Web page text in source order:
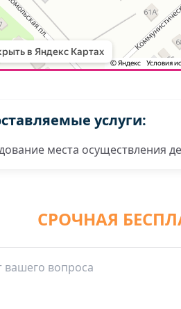
услуги:
места осуществления
СРОЧНАЯ